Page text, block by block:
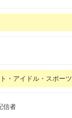
・アイドル・スポーツ
信者